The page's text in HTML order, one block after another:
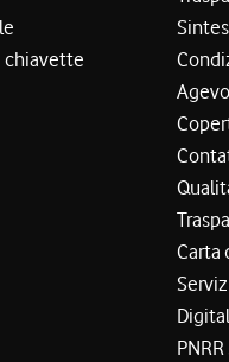
chiavette
Carta
PNRR